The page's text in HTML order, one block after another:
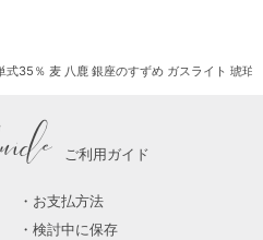
式35％ 麦 八鹿 銀座のすずめ ガスライト 琥珀
ご利用ガイド
お支払方法
検討中に保存